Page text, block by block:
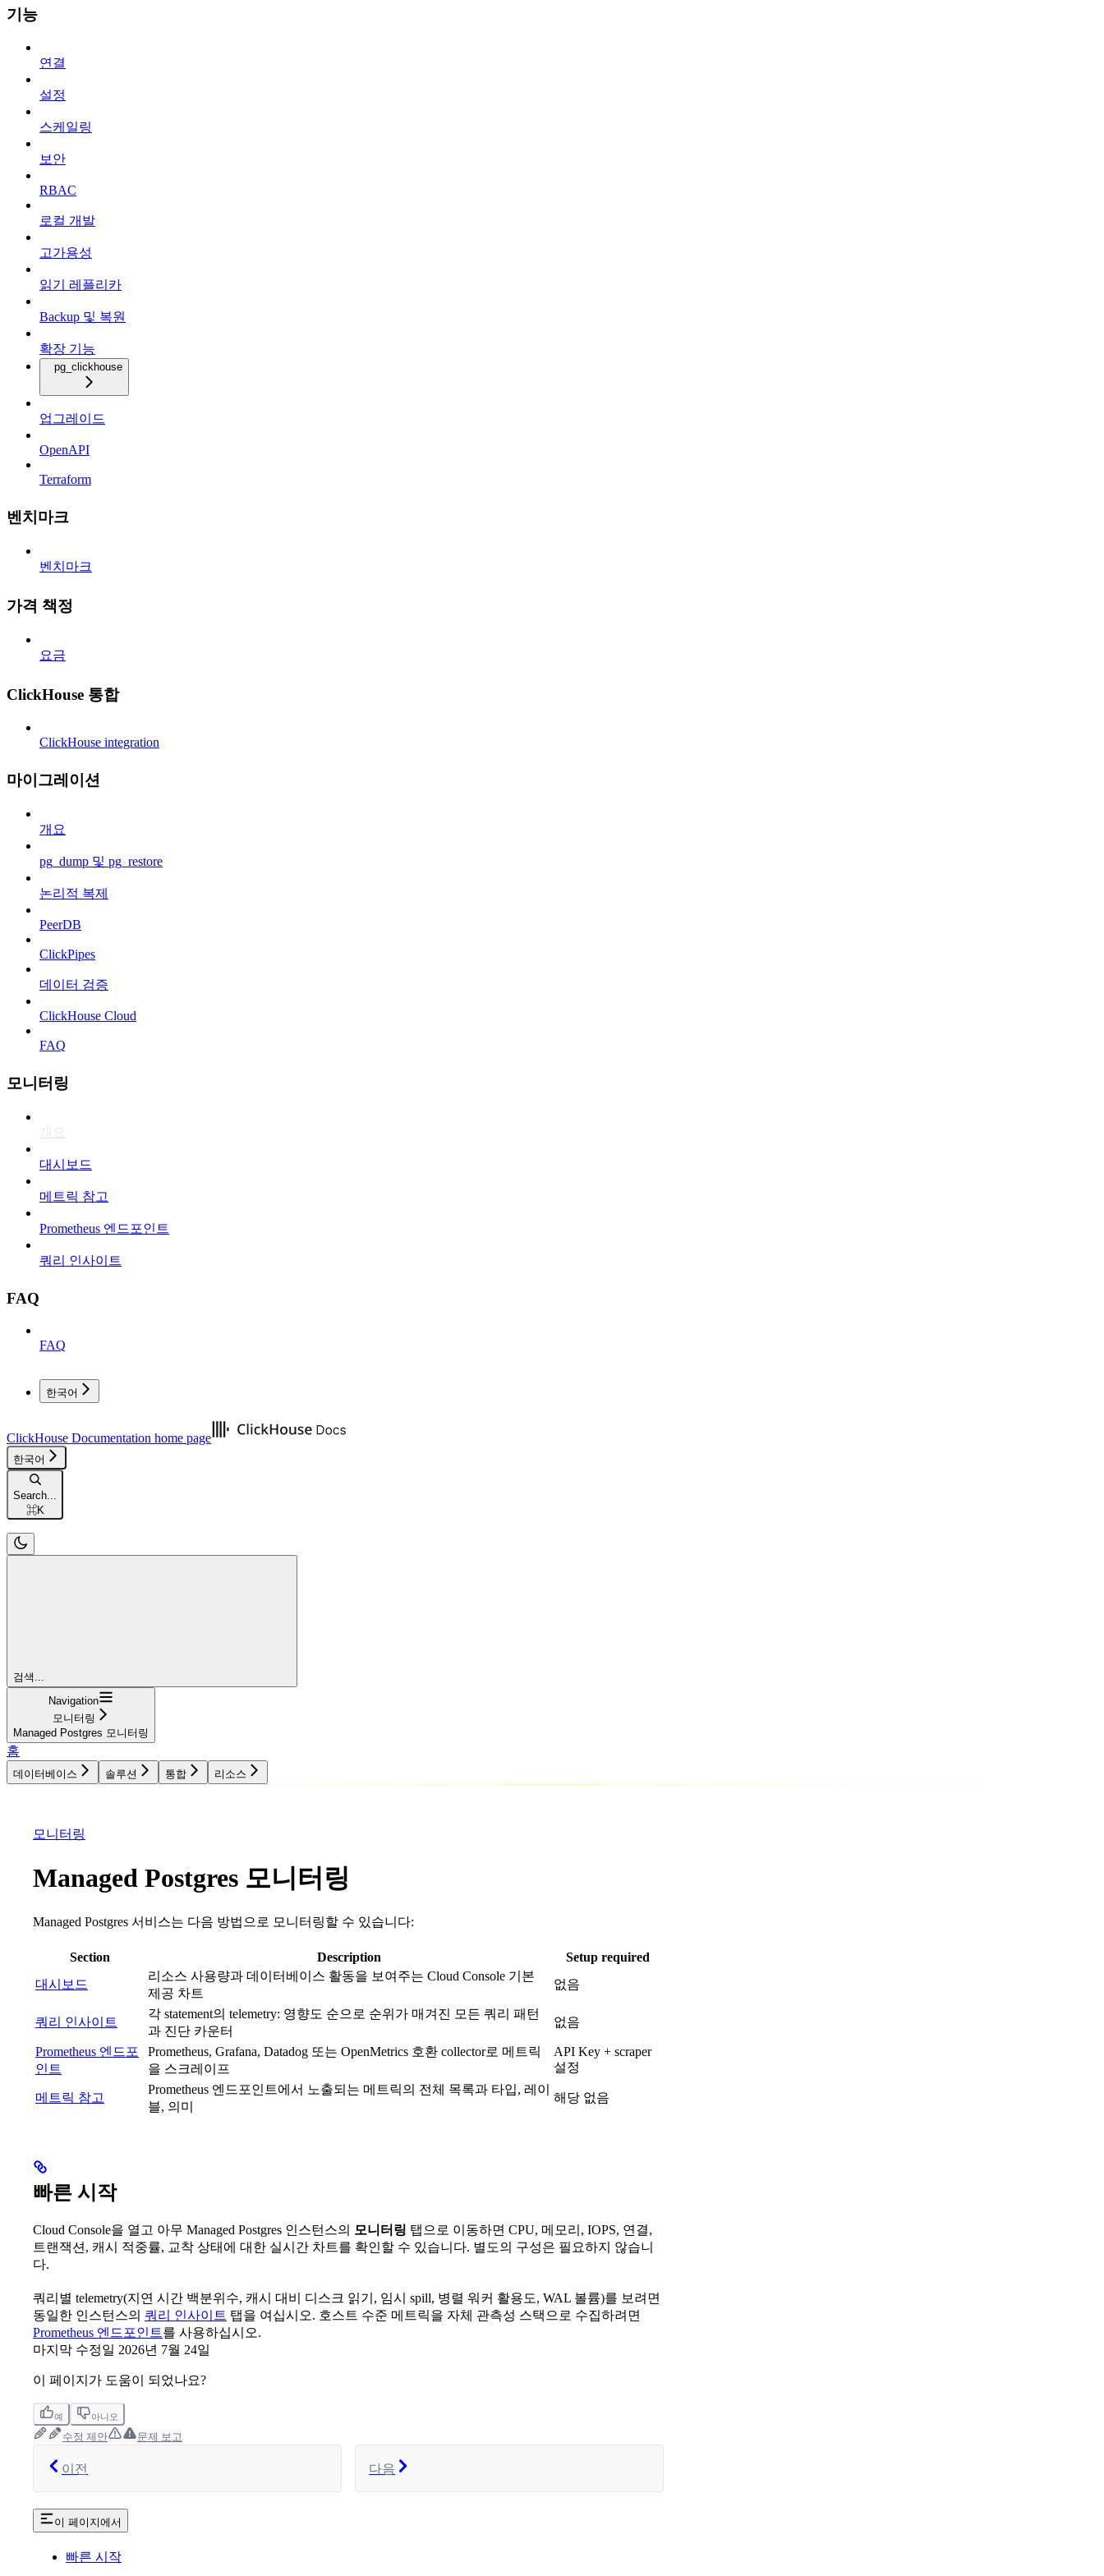
기능
연결
설정
스케일링
보안
RBAC
로컬 개발
고가용성
읽기 레플리카
Backup 및 복원
확장 기능
pg_clickhouse
업그레이드
OpenAPI
Terraform
벤치마크
벤치마크
가격 책정
요금
ClickHouse 통합
ClickHouse integration
마이그레이션
개요
pg_dump 및 pg_restore
논리적 복제
PeerDB
ClickPipes
데이터 검증
ClickHouse Cloud
FAQ
모니터링
개요
대시보드
메트릭 참고
Prometheus 엔드포인트
쿼리 인사이트
FAQ
FAQ
한국어
ClickHouse Documentation home page
한국어
Search...
⌘K
검색...
Navigation
모니터링
Managed Postgres 모니터링
홈
데이터베이스 솔루션 통합 리소스
모니터링
Managed Postgres 모니터링
Managed Postgres 서비스는 다음 방법으로 모니터링할 수 있습니다:
Section Description
Setup required
대시보드
리소스 사용량과 데이터베이스 활동을 보여주는 Cloud Console 기본
제공 차트
없음
쿼리 인사이트
각 statement의 telemetry: 영향도 순으로 순위가 매겨진 모든 쿼리 패턴
과 진단 카운터
없음
Prometheus 엔드포
인트
Prometheus, Grafana, Datadog 또는 OpenMetrics 호환 collector로 메트릭
을 스크레이프
API Key + scraper
설정
메트릭 참고
Prometheus 엔드포인트에서 노출되는 메트릭의 전체 목록과 타입, 레이
블, 의미
해당 없음
빠른 시작
Cloud Console을 열고 아무 Managed Postgres 인스턴스의 모니터링 탭으로 이동하면 CPU, 메모리, IOPS, 연결,
트랜잭션, 캐시 적중률, 교착 상태에 대한 실시간 차트를 확인할 수 있습니다. 별도의 구성은 필요하지 않습니
다.
쿼리별 telemetry(지연 시간 백분위수, 캐시 대비 디스크 읽기, 임시 spill, 병렬 워커 활용도, WAL 볼륨)를 보려면
동일한 인스턴스의 쿼리 인사이트 탭을 여십시오. 호스트 수준 메트릭을 자체 관측성 스택으로 수집하려면
Prometheus 엔드포인트를 사용하십시오.
마지막 수정일 2026년 7월 24일
이 페이지가 도움이 되었나요?
예 아니오
수정 제안 문제 보고
이전 다음
이 페이지에서
빠른 시작